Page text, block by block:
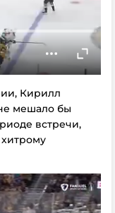
Кирилл
мешало бы
встречи,